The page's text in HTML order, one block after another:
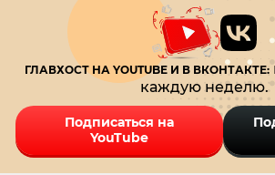
ГЛАВХОСТ НА YOUTUBE И В ВКОНТАКТЕ:
каждую неделю.
Подписаться на
YouTube